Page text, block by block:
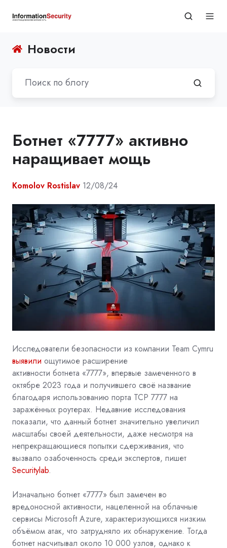
Новости
Ботнет «7777» активно
наращивает мощь
Komolov Rostislav 12/08/24
Исследователи безопасности из компании Team Cymru
выявили ощутимое расширение
активности ботнета «7777», впервые замеченного в
октябре 2023 года и получившего своё название
благодаря использованию порта TCP 7777 на
заражённых роутерах. Недавние исследования
показали, что данный ботнет значительно увеличил
масштабы своей деятельности, даже несмотря на
непрекращающиеся попытки сдерживания, что
вызвало озабоченность среди экспертов, пишет
Securitylab.
Изначально ботнет «7777» был замечен во
вредоносной активности, нацеленной на облачные
сервисы Microsoft Azure, характеризующихся низким
объёмом атак, что затрудняло их обнаружение. Тогда
ботнет насчитывал около 10 000 узлов, однако к